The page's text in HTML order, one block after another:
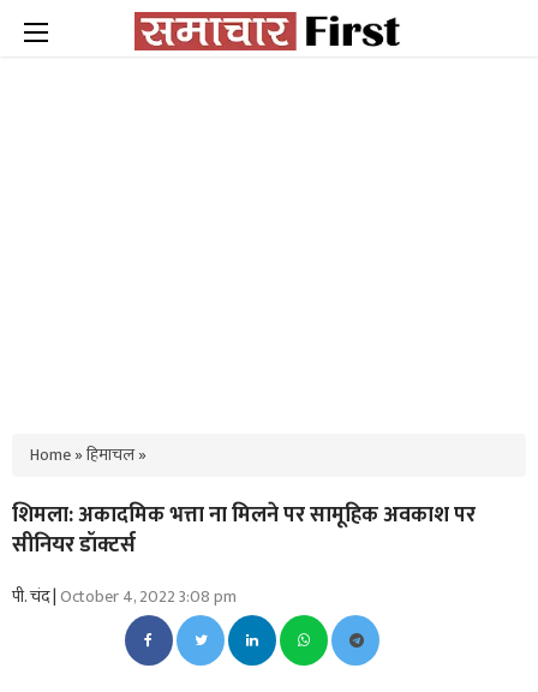
Home»हिमाचल»
शिमला: अकादमिक भत्ता ना मिलने पर सामूहिक अवकाश पर
सीनियर डॉक्टर्स
पी. चंद |October 4, 2022 3:08 pm